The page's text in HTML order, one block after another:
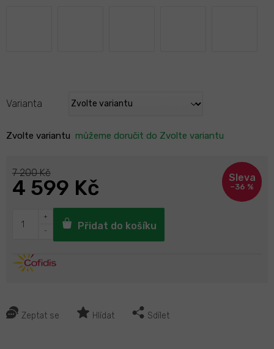
Zvolte variantu můžeme doručit do Zvolte variantu
Varianta
Zeptat se Hlídat Sdílet
7 200 Kč
4 599 Kč –36 %
Přidat do košíku